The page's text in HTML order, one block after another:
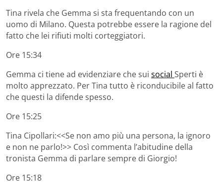
Tina rivela che Gemma si sta frequentando con un
uomo di Milano. Questa potrebbe essere la ragione del
fatto che lei rifiuti molti corteggiatori.
Ore 15:34
Gemma ci tiene ad evidenziare che sui social Sperti è
molto apprezzato. Per Tina tutto è riconducibile al fatto
che questi la difende spesso.
Ore 15:25
Tina Cipollari:<<Se non amo più una persona, la ignoro
e non ne parlo!>> Così commenta l’abitudine della
tronista Gemma di parlare sempre di Giorgio!
Ore 15:18